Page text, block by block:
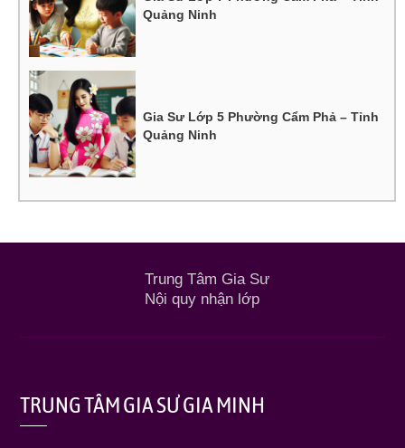
Quảng Ninh
Gia Sư Lớp 5 Phường Cẩm Phả – Tỉnh
Quảng Ninh
Trung Tâm Gia Sư
Nội quy nhận lớp
TRUNG TÂM GIA SƯ GIA MINH